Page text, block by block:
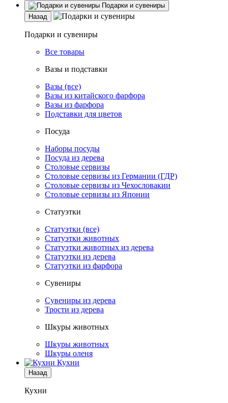
Подарки и сувениры
Назад
Подарки и сувениры
Все товары
Вазы и подставки
Вазы (все)
Вазы из китайского фарфора
Вазы из фарфора
Подставки для цветов
Посуда
Наборы посуды
Посуда из дерева
Столовые сервизы
Столовые сервизы из Германии (ГДР)
Столовые сервизы из Чехословакии
Столовые сервизы из Японии
Статуэтки
Статуэтки (все)
Статуэтки животных
Статуэтки животных из дерева
Статуэтки из дерева
Статуэтки из фарфора
Сувениры
Сувениры из дерева
Трости из дерева
Шкуры животных
Шкуры животных
Шкуры оленя
Кухни
Назад
Кухни